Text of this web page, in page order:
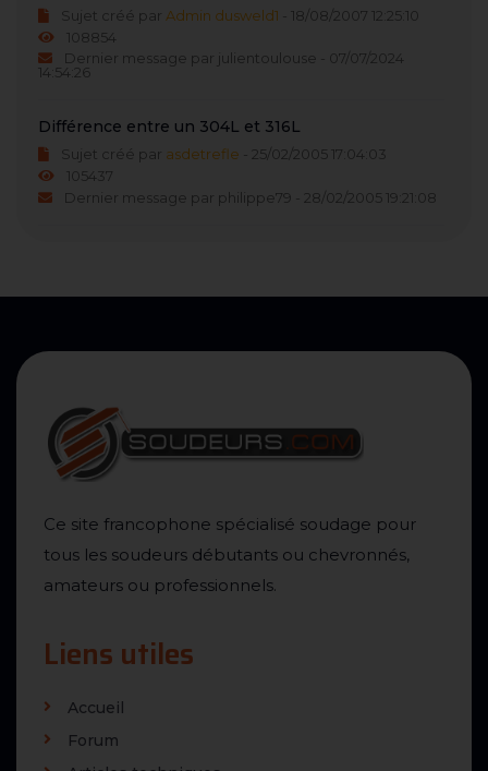
Sujet créé par Admin dusweld1 - 18/08/2007 12:25:10
108854
Dernier message par julientoulouse - 07/07/2024
14:54:26
Différence entre un 304L et 316L
Sujet créé par asdetrefle - 25/02/2005 17:04:03
105437
Dernier message par philippe79 - 28/02/2005 19:21:08
Ce site francophone spécialisé soudage pour
tous les soudeurs débutants ou chevronnés,
amateurs ou professionnels.
Liens utiles
Accueil
Forum